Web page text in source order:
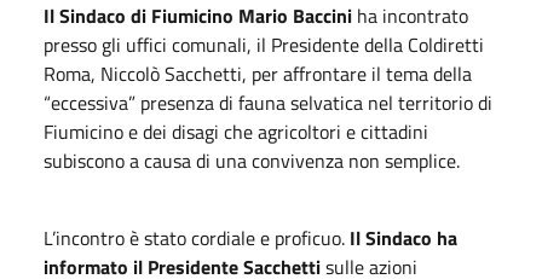
Il Sindaco di Fiumicino Mario Baccini ha incontrato
presso gli uffici comunali, il Presidente della Coldiretti
Roma, Niccolò Sacchetti, per affrontare il tema della
“eccessiva” presenza di fauna selvatica nel territorio di
Fiumicino e dei disagi che agricoltori e cittadini
subiscono a causa di una convivenza non semplice.
L’incontro è stato cordiale e proficuo. Il Sindaco ha
informato il Presidente Sacchettisulle azioni